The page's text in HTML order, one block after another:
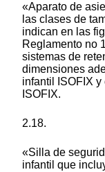
«Aparato de
las clases de
indican en las
Reglamento no
sistemas de
dimensiones
infantil ISOFIX
ISOFIX.
2.18.
«Silla de
infantil que